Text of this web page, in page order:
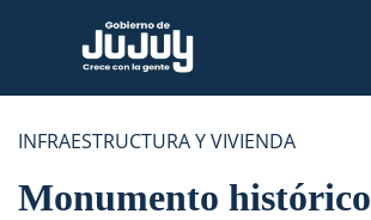
INFRAESTRUCTURA Y VIVIENDA
Monumento histórico